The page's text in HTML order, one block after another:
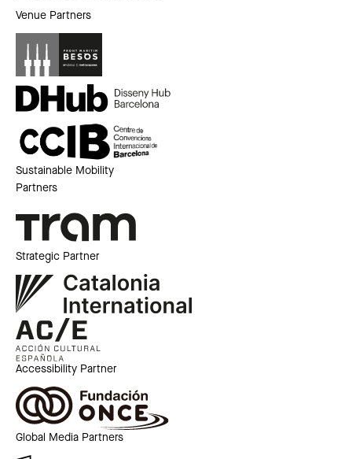
Venue Partners
Sustainable Mobility
Partners
Strategic Partner
Accessibility Partner
Global Media Partners